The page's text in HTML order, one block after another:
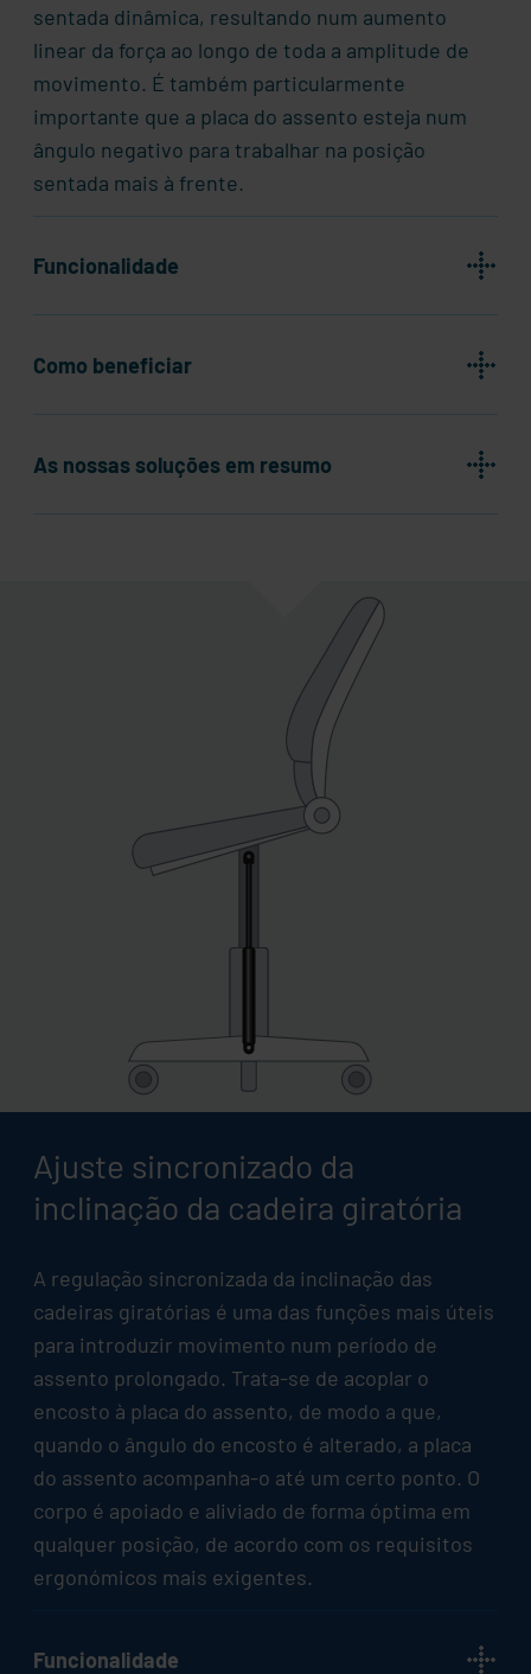
sentada dinâmica, resultando num aumento
linear da força ao longo de toda a amplitude de
movimento. É também particularmente
importante que a placa do assento esteja num
ângulo negativo para trabalhar na posição
sentada mais à frente.
Funcionalidade
Como beneficiar
As nossas soluções em resumo
Ajuste sincronizado da
inclinação da cadeira giratória
A regulação sincronizada da inclinação das
cadeiras giratórias é uma das funções mais úteis
para introduzir movimento num período de
assento prolongado. Trata-se de acoplar o
encosto à placa do assento, de modo a que,
quando o ângulo do encosto é alterado, a placa
do assento acompanha-o até um certo ponto. O
corpo é apoiado e aliviado de forma óptima em
qualquer posição, de acordo com os requisitos
ergonómicos mais exigentes.
Funcionalidade